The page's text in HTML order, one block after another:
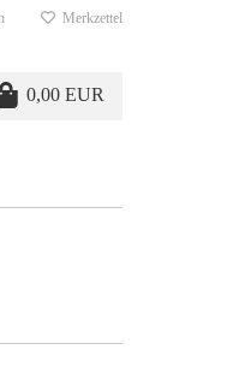
Merkzettel
0,00 EUR